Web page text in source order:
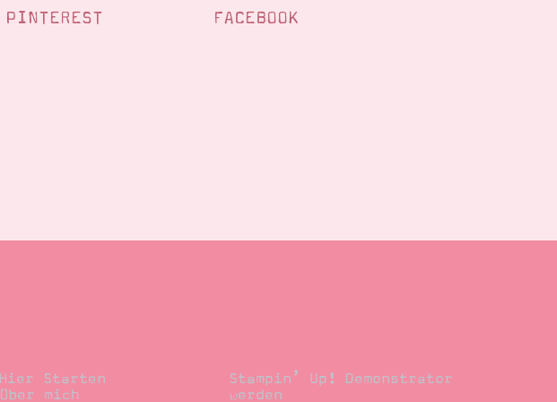
PINTEREST FACEBOOK
Hier Starten
Über mich
Stampin’ Up! Demonstrator
werden